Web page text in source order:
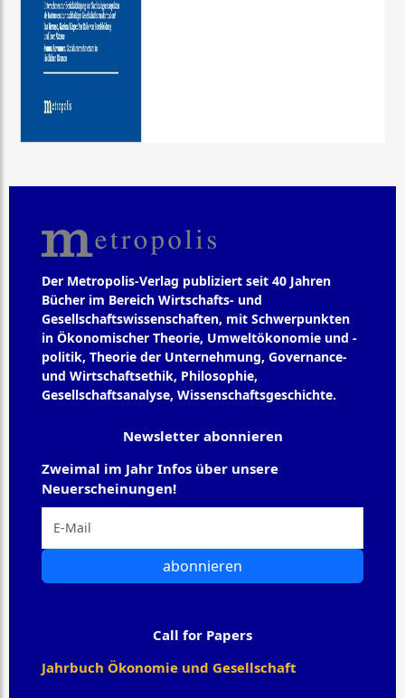
Der Metropolis-Verlag publiziert seit 40 Jahren
Bücher im Bereich Wirtschafts- und
Gesellschaftswissenschaften, mit Schwerpunkten
in Ökonomischer Theorie, Umweltökonomie und -
politik, Theorie der Unternehmung, Governance-
und Wirtschaftsethik, Philosophie,
Gesellschaftsanalyse, Wissenschaftsgeschichte.
Newsletter abonnieren
Zweimal im Jahr Infos über unsere
Neuerscheinungen!
abonnieren
Call for Papers
Jahrbuch Ökonomie und Gesellschaft